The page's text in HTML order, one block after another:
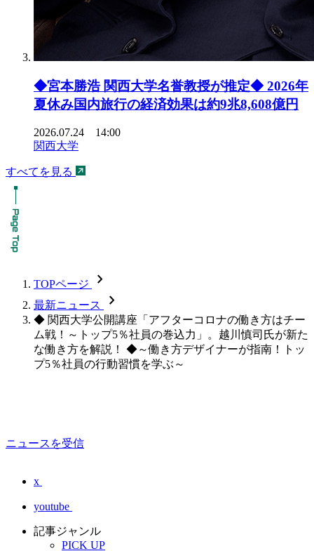
◆宮本勝浩 関西大学名誉教授が推定◆ 2026年
夏休み国内旅行の経済効果は約9兆8,608億円
2026.07.24 14:00
関西大学
すべてを見る
TOPページ chevron_forward
最新ニュース chevron_forward
◆ 関西大学公開講座「アフターコロナの働き方はチー
ム戦！～トップ5％社員の巻込力」。越川慎司氏が新た
な働き方を解説！ ◆～働き方デザイナーが指南！トッ
プ5％社員の行動習慣を学ぶ～
ニュースを受信
x
youtube
記事ジャンル
PICK UP